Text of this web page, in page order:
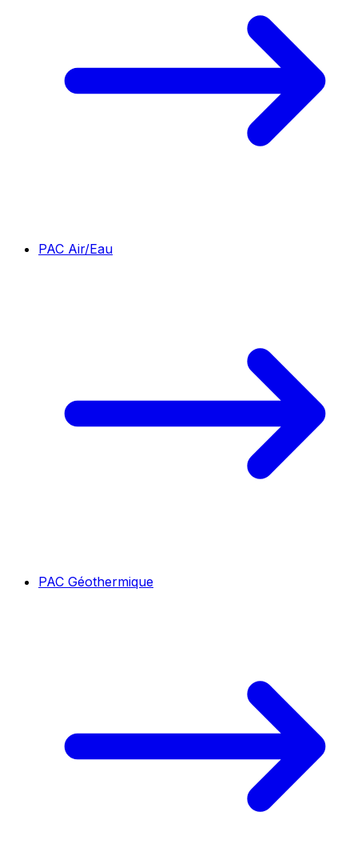
PAC Air/Eau
PAC Géothermique